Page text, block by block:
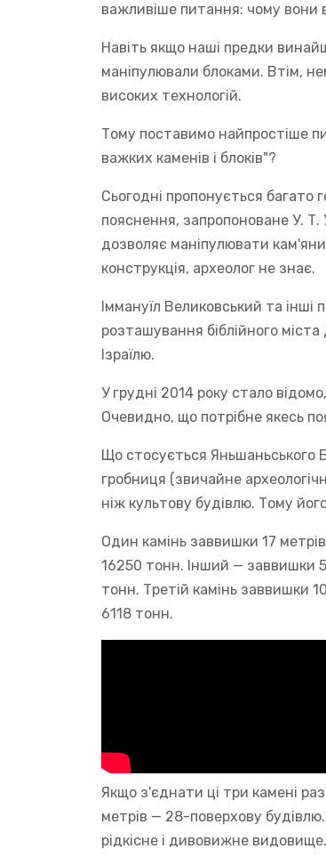
важливіше питання: чому вони
Навіть якщо наші предки
маніпулювали блоками. Втім,
високих технологій.
Тому поставимо найпростіше
важких каменів і блоків"?
Сьогодні пропонується багато
пояснення, запропоноване У. Т.
дозволяє маніпулювати
конструкція, археолог не знає.
Іммануїл Великовський та
розташування біблійного
Ізраїлю.
У грудні 2014 року стало
Очевидно, що потрібне якесь
Що стосується Яньшаньського
гробниця (звичайне
ніж культову будівлю. Тому
Один камінь заввишки 17
16250 тонн. Інший — заввишки
тонн. Третій камінь заввишки
6118 тонн.
Якщо з'єднати ці три камені
метрів — 28-поверхову
рідкісне і дивовижне видовище.